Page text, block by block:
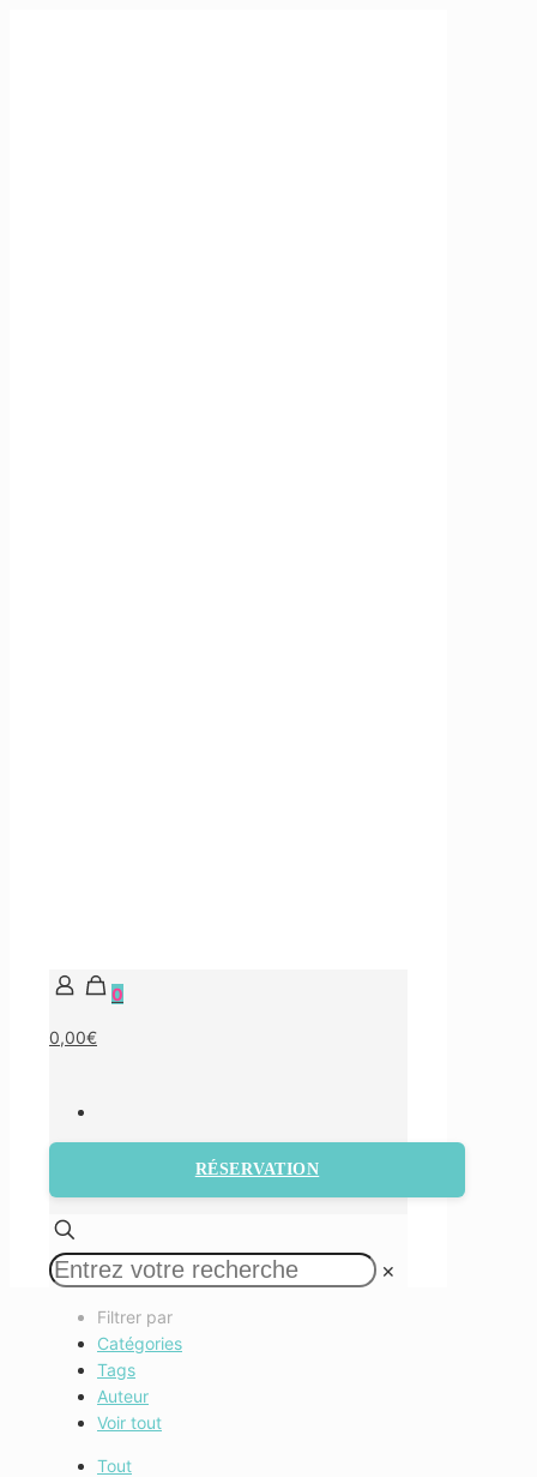
0
0,00€
RÉSERVATION
✕
Filtrer par
Catégories
Tags
Auteur
Voir tout
Tout